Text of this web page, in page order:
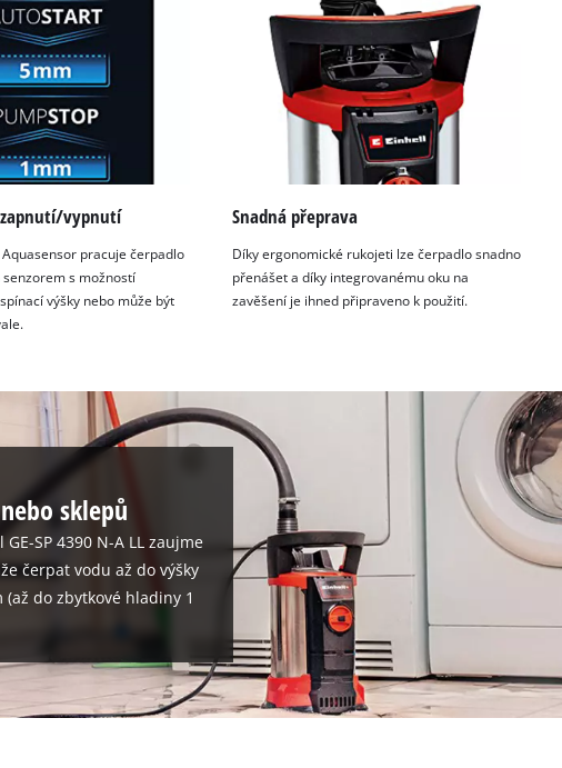
vypnutí
pracuje čerpadlo
s možností
výšky nebo může být
Snadná přeprava
Díky ergonomické rukojeti lze čerpadlo snadno
přenášet a díky integrovanému oku na
zavěšení je ihned připraveno k použití.
sklepů
SP 4390 N-A LL zaujme
čerpat vodu až do výšky
do zbytkové hladiny 1